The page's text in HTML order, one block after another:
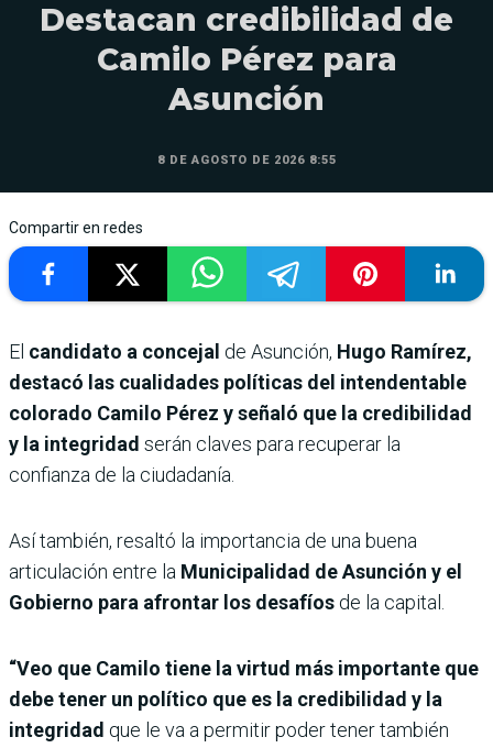
Destacan credibilidad de
Camilo Pérez para
Asunción
8 DE AGOSTO DE 2026 8:55
Compartir en redes
El candidato a concejal de Asunción, Hugo Ramírez,
destacó las cualidades políticas del intendentable
colorado Camilo Pérez y señaló que la credibilidad
y la integridad serán claves para recuperar la
confianza de la ciudadanía.
Así también, resaltó la importancia de una buena
articulación entre la Municipalidad de Asunción y el
Gobierno para afrontar los desafíos de la capital.
“Veo que Camilo tiene la virtud más importante que
debe tener un político que es la credibilidad y la
integridad que le va a permitir poder tener también